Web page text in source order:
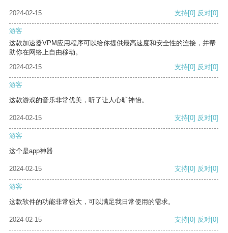
2024-02-15 支持[0] 反对[0]
游客
这款加速器VPM应用程序可以给你提供最高速度和安全性的连接，并帮
助你在网络上自由移动。
2024-02-15
支持[0] 反对[0]
游客
这款游戏的音乐非常优美，听了让人心旷神怡。
2024-02-15 支持[0] 反对[0]
游客
这个是app神器
2024-02-15 支持[0] 反对[0]
游客
这款软件的功能非常强大，可以满足我日常使用的需求。
2024-02-15 支持[0] 反对[0]